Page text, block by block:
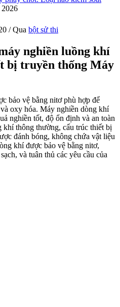
/ Qua bột sử thi
nghiền luồng khí
bị truyền thống Máy
bảo vệ bằng nitơ phù hợp để
oxy hóa. Máy nghiền dòng khí
nghiền tốt, độ ổn định và an toàn
khí thông thường, cấu trúc thiết bị
đánh bóng, không chứa vật liệu
khí được bảo vệ bằng nitơ,
và tuân thủ các yêu cầu của